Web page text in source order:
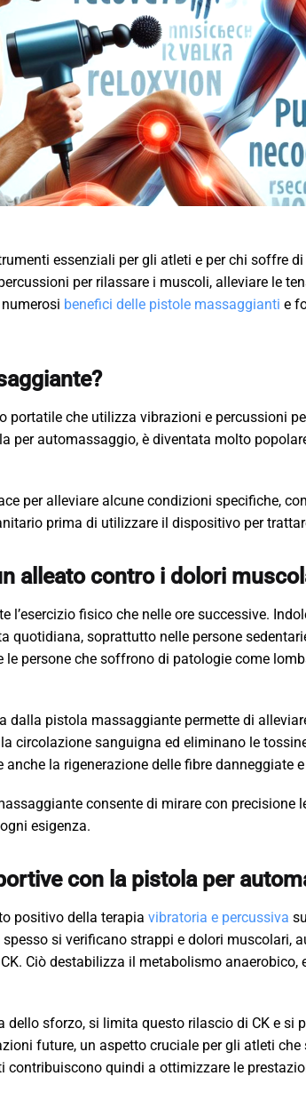
essenziali per gli atleti e per chi soffre
per rilassare i muscoli, alleviare le
benefici delle pistole massaggianti e
portatile che utilizza vibrazioni e percussioni
per automassaggio, è diventata molto
per alleviare alcune condizioni specifiche,
prima di utilizzare il dispositivo per
alleato contro i dolori
l’esercizio fisico che nelle ore successive.
quotidiana, soprattutto nelle persone
persone che soffrono di patologie come
dalla pistola massaggiante permette di
circolazione sanguigna ed eliminano le
la rigenerazione delle fibre danneggiate
consente di mirare con precisione
esigenza.
con la pistola per
positivo della terapia vibratoria e percussiva
si verificano strappi e dolori muscolari,
Ciò destabilizza il metabolismo anaerobico,
sforzo, si limita questo rilascio di CK e si
future, un aspetto cruciale per gli atleti
quindi a ottimizzare le